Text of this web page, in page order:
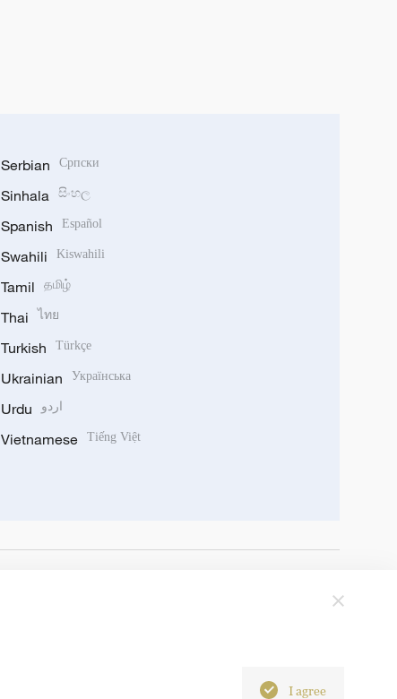
Serbian Српски
Sinhala සිංහල
Spanish Español
Swahili Kiswahili
Tamil தமிழ்
Thai ไทย
Turkish Türkçe
Ukrainian Українська
Urdu اردو
Vietnamese Tiếng Việt
I agree